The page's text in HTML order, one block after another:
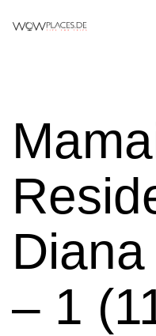
Reiseblog
– 1